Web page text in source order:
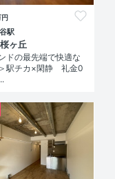
駅
ヶ丘
ドの最先端で快適な
駅チカ×閑静 礼金0